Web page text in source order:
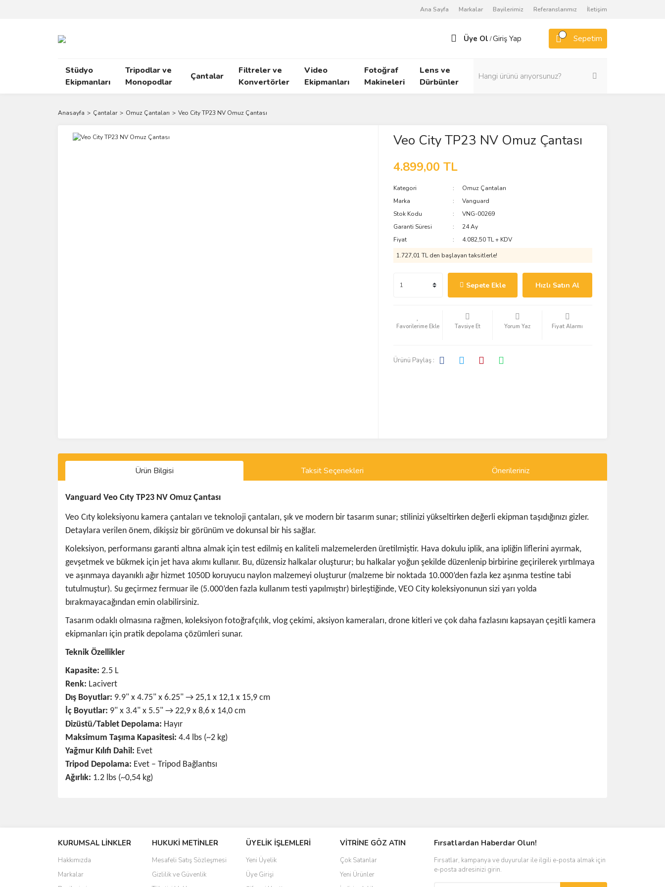
Ana Sayfa Markalar Bayilerimiz Referanslarımız İletişim
Üye Ol /Giriş Yap Sepetim
Stüdyo
Ekipmanları
Tripodlar ve
Monopodlar
Çantalar
Filtreler ve
Konvertörler
Video
Ekipmanları
Fotoğraf
Makineleri
Lens ve
Dürbünler
Anasayfa Çantalar Omuz Çantaları Veo City TP23 NV Omuz Çantası
Veo City TP23 NV Omuz Çantası
4.899,00 TL
Kategori
Omuz Çantaları
Marka
Vanguard
Stok Kodu
VNG-00269
Garanti Süresi
24 Ay
Fiyat
4.082,50 TL + KDV
1.727,01 TL den başlayan taksitlerle!
Sepete Ekle Hızlı Satın Al
Tavsiye Et Yorum Yaz Fiyat Alarmı
Ürünü Paylaş :
Ürün Bilgisi Taksit Seçenekleri Önerileriniz
Vanguard Veo Cıty TP23 NV Omuz Çantası
Veo Cıty koleksiyonu kamera çantaları ve teknoloji çantaları, şık ve modern bir tasarım sunar; stilinizi yükseltirken değerli ekipman taşıdığınızı gizler.
Detaylara verilen önem, dikişsiz bir görünüm ve dokunsal bir his sağlar.
Koleksiyon, performansı garanti altına almak için test edilmiş en kaliteli malzemelerden üretilmiştir. Hava dokulu iplik, ana ipliğin liflerini ayırmak,
gevşetmek ve bükmek için jet hava akımı kullanır. Bu, düzensiz halkalar oluşturur; bu halkalar yoğun şekilde düzenlenip birbirine geçirilerek yırtılmaya
ve aşınmaya dayanıklı ağır hizmet 1050D koruyucu naylon malzemeyi oluşturur (malzeme bir noktada 10.000’den fazla kez aşınma testine tabi
tutulmuştur). Su geçirmez fermuar ile (5.000’den fazla kullanım testi yapılmıştır) birleştiğinde, VEO City koleksiyonunun sizi yarı yolda
bırakmayacağından emin olabilirsiniz.
Tasarım odaklı olmasına rağmen, koleksiyon fotoğrafçılık, vlog çekimi, aksiyon kameraları, drone kitleri ve çok daha fazlasını kapsayan çeşitli kamera
ekipmanları için pratik depolama çözümleri sunar.
Teknik Özellikler
Kapasite: 2.5 L
Renk: Lacivert
Dış Boyutlar: 9.9" x 4.75" x 6.25" → 25,1 x 12,1 x 15,9 cm
İç Boyutlar: 9" x 3.4" x 5.5" → 22,9 x 8,6 x 14,0 cm
Dizüstü/Tablet Depolama: Hayır
Maksimum Taşıma Kapasitesi: 4.4 lbs (~2 kg)
Yağmur Kılıfı Dahil: Evet
Tripod Depolama: Evet – Tripod Bağlantısı
Ağırlık: 1.2 lbs (~0,54 kg)
Ürün resmi kalitesiz, bozuk veya görüntülenemiyor.
Ürün açıklamasında eksik bilgiler bulunuyor.
Ürün bilgilerinde hatalar bulunuyor.
Ürün fiyatı diğer sitelerden daha pahalı.
KURUMSAL LİNKLER
Hakkımızda
Markalar
HUKUKİ METİNLER
Mesafeli Satış Sözleşmesi
Gizlilik ve Güvenlik
ÜYELİK İŞLEMLERİ
Yeni Üyelik
Üye Girişi
VİTRİNE GÖZ ATIN
Çok Satanlar
Yeni Ürünler
Fırsatlardan Haberdar Olun!
Fırsatlar, kampanya ve duyurular ile ilgili e-posta almak için
e-posta adresinizi girin.